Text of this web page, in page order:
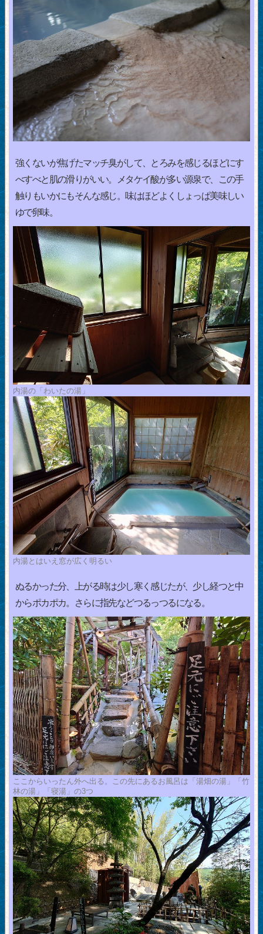
強くないが焦げたマッチ臭がして、とろみを感じるほどにす
べすべと肌の滑りがいい。メタケイ酸が多い源泉で、この手
触りもいかにもそんな感じ。味はほどよくしょっぱ美味しい
ゆで卵味。
内湯の「わいたの湯」
内湯とはいえ窓が広く明るい
ぬるかった分、上がる時は少し寒く感じたが、少し経つと中
からポカポカ。さらに指先などつるっつるになる。
ここからいったん外へ出る。この先にあるお風呂は「湯畑の湯」「竹
林の湯」「寝湯」の3つ